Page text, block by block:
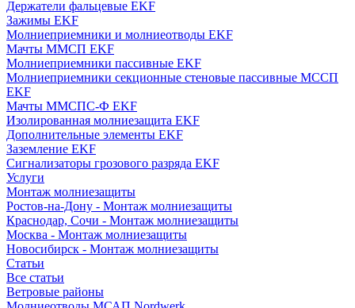
Держатели фальцевые EKF
Зажимы EKF
Молниеприемники и молниеотводы EKF
Мачты ММСП EKF
Молниеприемники пассивные EKF
Молниеприемники секционные стеновые пассивные МССП
EKF
Мачты ММСПС-Ф EKF
Изолированная молниезащита EKF
Дополнительные элементы EKF
Заземление EKF
Сигнализаторы грозового разряда EKF
Услуги
Монтаж молниезащиты
Ростов-на-Дону - Монтаж молниезащиты
Краснодар, Сочи - Монтаж молниезащиты
Москва - Монтаж молниезащиты
Новосибирск - Монтаж молниезащиты
Статьи
Все статьи
Ветровые районы